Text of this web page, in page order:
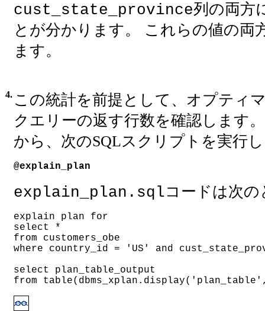
cust_state_province列の両方
とが分かります。 これらの値の両
ます。
4. この統計を前提として、オプティ
クエリーの返す行数を確認します
から、次のSQLスクリプトを実行
@explain_plan
explain_plan.sqlコードは次
explain plan for
select *
from customers_obe
where country_id = 'US' and
select plan_table_output
from